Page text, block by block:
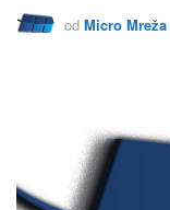
od Micro Mreža